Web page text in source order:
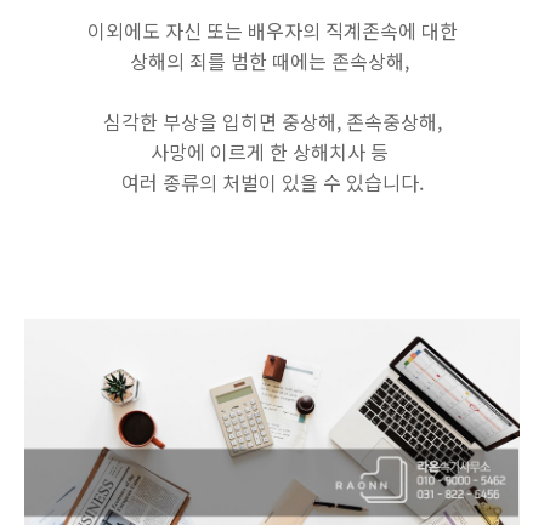
이외에도 자신 또는 배우자의 직계존속에 대한
상해의 죄를 범한 때에는 존속상해,
심각한 부상을 입히면 중상해, 존속중상해,
사망에 이르게 한 상해치사 등
여러 종류의 처벌이 있을 수 있습니다.